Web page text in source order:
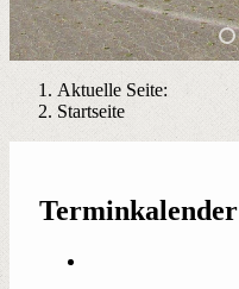
Aktuelle Seite:
Startseite
Terminkalender